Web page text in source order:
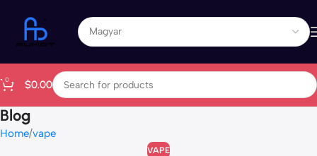
0 $0.00
Blog
Home vape
VAPE